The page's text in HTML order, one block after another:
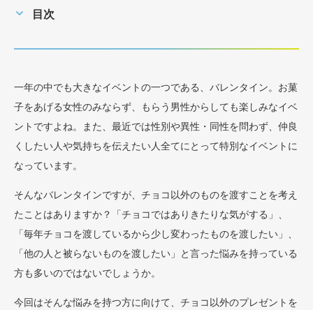
目次
一年の中でも大きなイベントの一つである、バレンタイン。お菓
子をあげる女性のみならず、もらう男性からしても楽しみなイベ
ントですよね。また、最近では性別や異性・同性を問わず、仲良
くしたい人や気持ちを伝えたい人全てにとって特別なイベントに
なっています。
そんなバレンタインですが、チョコ以外のものを渡すことを考え
たことはありますか？「チョコではありきたりな気がする」、
「毎年チョコを渡しているから少し変わったものを渡したい」、
「他の人と被らないものを渡したい」と言った悩みを持っている
方も多いのではないでしょうか。
今回はそんな悩みを持つ方に向けて、チョコ以外のプレゼントを